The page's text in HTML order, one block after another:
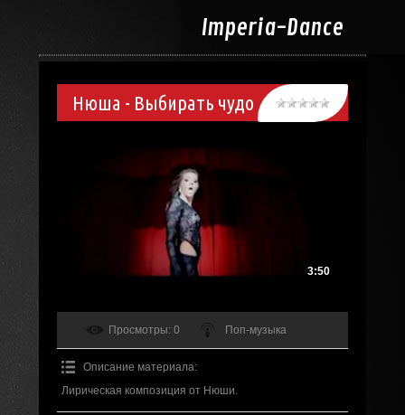
Imperia-Dance
Нюша - Выбирать чудо
3:50
Просмотры: 0 Поп-музыка
Описание материала:
Лирическая композиция от Нюши.